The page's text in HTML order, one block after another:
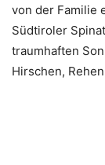
von der Familie
Südtiroler
traumhaften
Hirschen,